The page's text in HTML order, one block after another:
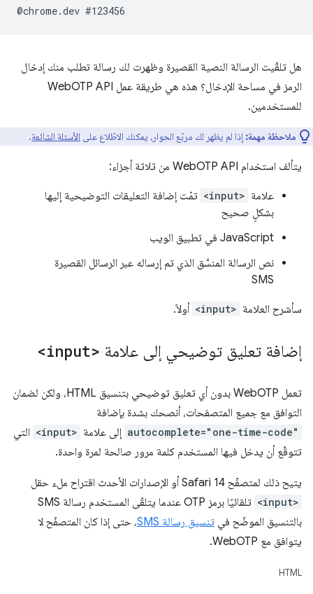
هل تلقّيت الرسالة النصية القصيرة وظهرت لك رسالة تطلب منك إدخال
الرمز في مساحة الإدخال؟ هذه هي طريقة عمل WebOTP API
للمستخدمين.
ملاحظة مهمة: إذا لم يظهر لك مربّع الحوار، يمكنك الاطّلاع على الأسئلة الشائعة.
يتألف استخدام WebOTP API من ثلاثة أجزاء:
علامة <input> تمّت إضافة التعليقات التوضيحية إليها
بشكلٍ صحيح
JavaScript في تطبيق الويب
نص الرسالة المنسَّق الذي تم إرساله عبر الرسائل القصيرة
SMS
سأشرح العلامة <input> أولاً.
إضافة تعليق توضيحي إلى علامة <input>
تعمل WebOTP بدون أي تعليق توضيحي بتنسيق HTML، ولكن لضمان
التوافق مع جميع المتصفحات، أنصحك بشدة بإضافة
autocomplete="one-time-code" إلى علامة <input> التي
تتوقّع أن يدخل فيها المستخدم كلمة مرور صالحة لمرة واحدة.
يتيح ذلك لمتصفّح Safari 14 أو الإصدارات الأحدث اقتراح ملء حقل
<input>
تلقائيًا برمز OTP عندما يتلقّى المستخدم رسالة SMS
بالتنسيق الموضّح في تنسيق رسالة SMS
، حتى إذا كان المتصفّح لا
يتوافق مع WebOTP.
HTML